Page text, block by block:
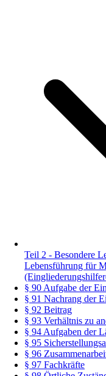
Teil 2 - Besondere
Lebensführung für
§ 90 Aufgabe der
§ 91 Nachrang der
§ 92 Beitrag
§ 93 Verhältnis zu
§ 94 Aufgaben der
§ 95
§ 96
§ 97 Fachkräfte